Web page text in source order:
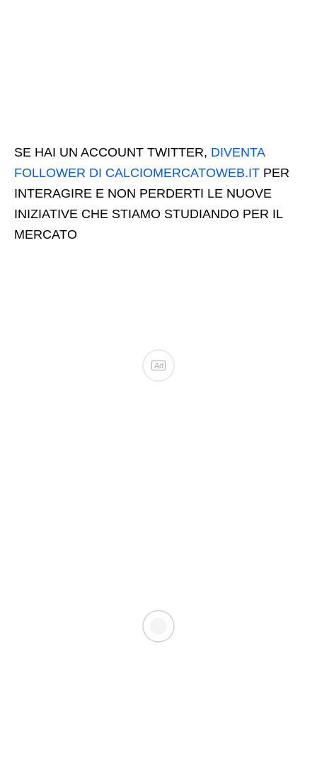
SE HAI UN ACCOUNT TWITTER, DIVENTA
FOLLOWER DI CALCIOMERCATOWEB.IT PER
INTERAGIRE E NON PERDERTI LE NUOVE
INIZIATIVE CHE STIAMO STUDIANDO PER IL
MERCATO
Ad